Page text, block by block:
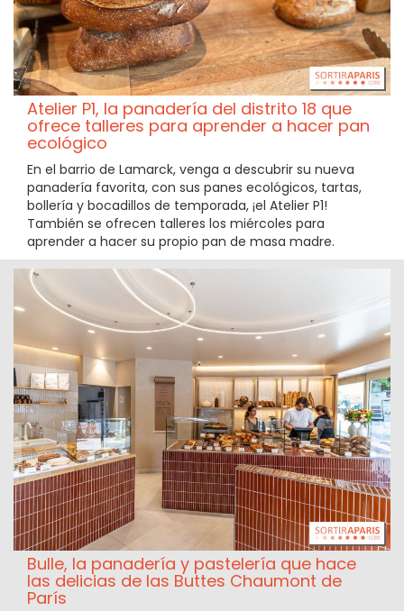
Atelier P1, la panadería del distrito 18 que
ofrece talleres para aprender a hacer pan
ecológico
En el barrio de Lamarck, venga a descubrir su nueva
panadería favorita, con sus panes ecológicos, tartas,
bollería y bocadillos de temporada, ¡el Atelier P1!
También se ofrecen talleres los miércoles para
aprender a hacer su propio pan de masa madre.
Bulle, la panadería y pastelería que hace
las delicias de las Buttes Chaumont de
París